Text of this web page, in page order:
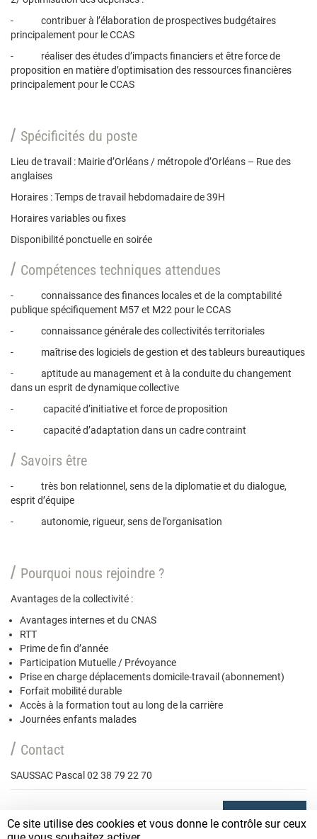
- contribuer à l’élaboration de prospectives budgétaires
principalement pour le CCAS
- réaliser des études d’impacts financiers et être force de
proposition en matière d’optimisation des ressources financières
principalement pour le CCAS
Spécificités du poste
Lieu de travail : Mairie d’Orléans / métropole d’Orléans – Rue des
anglaises
Horaires : Temps de travail hebdomadaire de 39H
Horaires variables ou fixes
Disponibilité ponctuelle en soirée
Compétences techniques attendues
- connaissance des finances locales et de la comptabilité
publique spécifiquement M57 et M22 pour le CCAS
- connaissance générale des collectivités territoriales
- maîtrise des logiciels de gestion et des tableurs bureautiques
- aptitude au management et à la conduite du changement
dans un esprit de dynamique collective
- capacité d’initiative et force de proposition
- capacité d’adaptation dans un cadre contraint
Savoirs être
- très bon relationnel, sens de la diplomatie et du dialogue,
esprit d’équipe
- autonomie, rigueur, sens de l’organisation
Pourquoi nous rejoindre ?
Avantages de la collectivité :
Avantages internes et du CNAS
RTT
Prime de fin d’année
Participation Mutuelle / Prévoyance
Prise en charge déplacements domicile-travail (abonnement)
Forfait mobilité durable
Accès à la formation tout au long de la carrière
Journées enfants malades
Contact
SAUSSAC Pascal 02 38 79 22 70
POSTULER
Ce site utilise des cookies et vous donne le contrôle sur ceux